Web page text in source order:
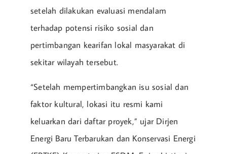
setelah dilakukan evaluasi mendalam
terhadap potensi risiko sosial dan
pertimbangan kearifan lokal masyarakat di
sekitar wilayah tersebut.
“Setelah mempertimbangkan isu sosial dan
faktor kultural, lokasi itu resmi kami
keluarkan dari daftar proyek,” ujar Dirjen
Energi Baru Terbarukan dan Konservasi Energi